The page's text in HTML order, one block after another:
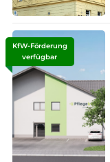
KfW-Förderung
verfügbar